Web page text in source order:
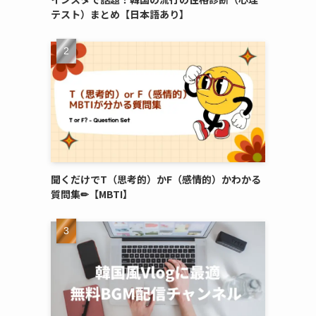
テスト）まとめ【日本語あり】
聞くだけでT（思考的）かF（感情的）かわかる
質問集✏︎【MBTI】